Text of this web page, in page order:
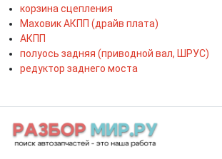
корзина сцепления
Маховик АКПП (драйв плата)
АКПП
полуось задняя (приводной вал, ШРУС)
редуктор заднего моста